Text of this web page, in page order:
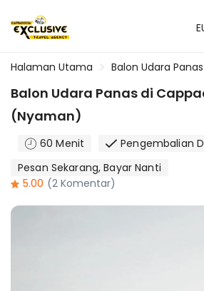
Halaman Utama Balon Udara
Balon Udara Panas di
(Nyaman)
60 Menit
Pengembalian
Pesan Sekarang, Bayar Nanti
5.00 (2 Komentar)